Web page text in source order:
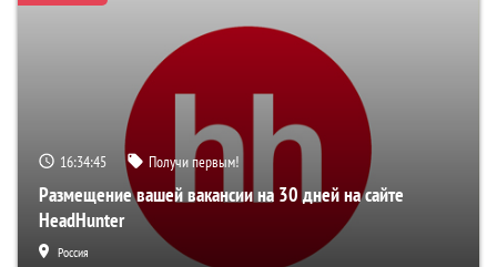
16:34:44 Получи первым!
Размещение вашей вакансии на 30 дней на сайте
HeadHunter
Россия